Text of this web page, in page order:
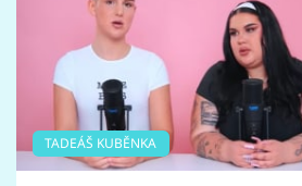
TADEÁŠ KUBĚNKA